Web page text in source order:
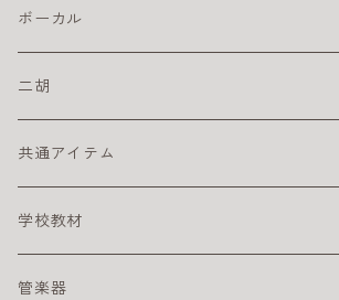
ヘッドフォン
ピック
ピックアップ
楽器ケーブル
こどもにオススメのクラシックギター
ドラム・アクセサリー
ドラムスティック
カリンバ
スズキ
複音ハーモニカ
スズキ
電子ピアノ／キーボード
キーボードアンプ
初心者におすすめのキーボード
ボーカル
二胡
二胡セット
初心者におすすめの二胡
共通アイテム
クリーナー
その他
学校教材
リコーダー
管楽器